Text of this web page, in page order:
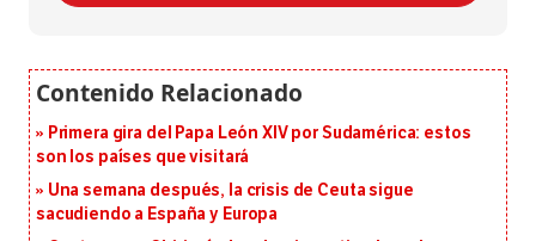
Primera gira del Papa León XIV por Sudamérica: estos
son los países que visitará
Una semana después, la crisis de Ceuta sigue
sacudiendo a España y Europa